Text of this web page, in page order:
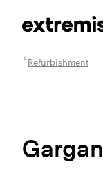
Refurbishment